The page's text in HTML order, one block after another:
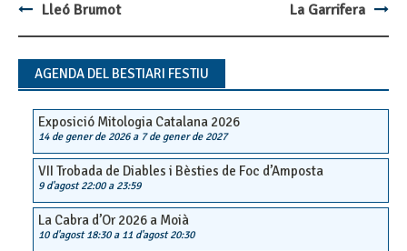
Post
navigation
Lleó Brumot La Garrifera
AGENDA DEL BESTIARI FESTIU
Exposició Mitologia Catalana 2026
14 de gener de 2026a 7 de gener de 2027
VII Trobada de Diables i Bèsties de Foc d’Amposta
9 d'agost 22:00a 23:59
La Cabra d’Or 2026 a Moià
10 d'agost 18:30a 11 d'agost 20:30